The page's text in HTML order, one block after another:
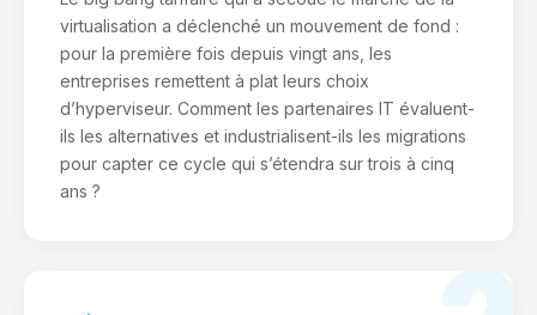
virtualisation a déclenché un mouvement de fond :
pour la première fois depuis vingt ans, les
entreprises remettent à plat leurs choix
d’hyperviseur. Comment les partenaires IT évaluent-
ils les alternatives et industrialisent-ils les migrations
pour capter ce cycle qui s’étendra sur trois à cinq
ans ?